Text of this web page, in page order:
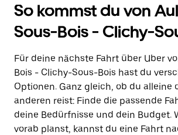
So kommst du von
Sous-Bois - Clichy-
Für deine nächste Fahrt über Uber
Bois - Clichy-Sous-Bois hast du
Optionen. Ganz gleich, ob du alleine
anderen reist: Finde die passende
deine Bedürfnisse und dein Budget.
vorab planst, kannst du eine Fahrt